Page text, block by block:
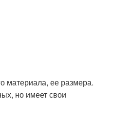
материала, ее размера.
но имеет свои